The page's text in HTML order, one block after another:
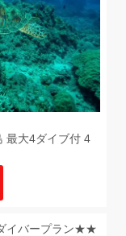
大4ダイブ付 4
イバープラン★★